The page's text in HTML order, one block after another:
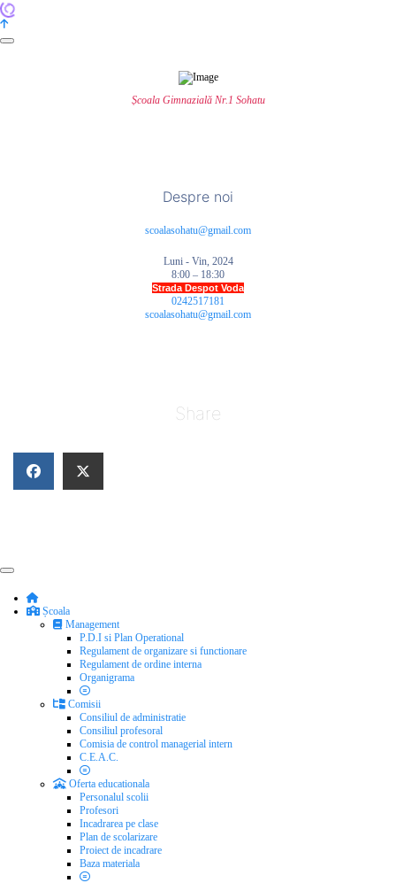
Școala Gimnazială Nr.1 Sohatu
Despre noi
scoalasohatu@gmail.com
Luni - Vin, 2024
8:00 – 18:30
Strada Despot Voda
0242517181
scoalasohatu@gmail.com
Share
Școala
Management
P.D.I si Plan Operational
Regulament de organizare si functionare
Regulament de ordine interna
Organigrama
Comisii
Consiliul de administratie
Consiliul profesoral
Comisia de control managerial intern
C.E.A.C.
Oferta educationala
Personalul scolii
Profesori
Incadrarea pe clase
Plan de scolarizare
Proiect de incadrare
Baza materiala